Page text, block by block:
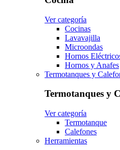
Ver categoría
Cocinas
Lavavajilla
Microondas
Hornos
Hornos y Anafes
Termotanques y
Termotanques y
Ver categoría
Termotanque
Calefones
Herramientas